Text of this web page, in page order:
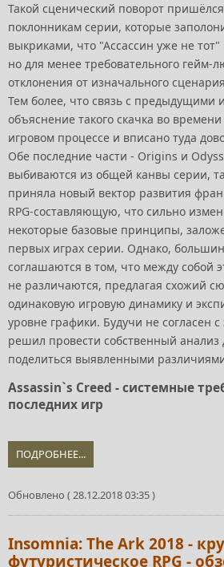
Такой сценический поворот
поклонникам серии, которые
выкриками, что "Ассассин уже не
но для менее требовательного гейм-
отклонения от изначального
Тем более, что связь с предыдущими
объяснение такого скачка во
игровом процессе и вписано туда
Обе последние части - Origins и
выбиваются из общей канвы серии,
приняла новый вектор развития
RPG-составляющую, что сильно
некоторые базовые принципы,
первых играх серии. Однако,
соглашаются в том, что между собой
не различаются, предлагая схожий
одинаковую игровую динамику и
уровне графики. Будучи не согласен
решил провести собственный анализ
поделиться выявленными
Assassin`s Creed - системные
последних игр
ПОДРОБНЕЕ...
Обновлено ( 28.12.2018 03:35 )
Insomnia: The Ark 2018 -
футуристическое RPG -